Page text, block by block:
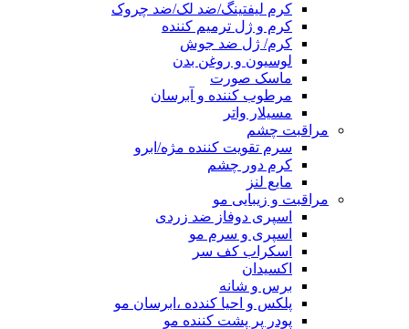
کرم لیفتینگ/ضد لک/ضد چروک
کرم و ژل ترمیم کننده
کرم/ ژل ضد جوش
لوسیون و روغن بدن
ماسک صورت
مرطوب کننده و آبرسان
مسیلار واتر
مراقبت چشم
سرم تقویت کننده مژه/ابرو
کرم دور چشم
مایع لنز
مراقبت و زیبایی مو
اسپری دوفاز ضد زردی
اسپری و سرم مو
اسکراب کف سر
اکسیدان
برس و شانه
پلکس و احیا کندده ،ابرسان مو
پودر پر پشت کننده مو